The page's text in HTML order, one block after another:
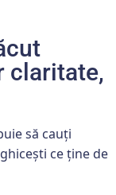
claritate,
să cauți
ce ține de